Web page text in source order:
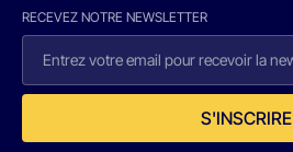
RECEVEZ NOTRE NEWSLETTER
S'INSCRIRE